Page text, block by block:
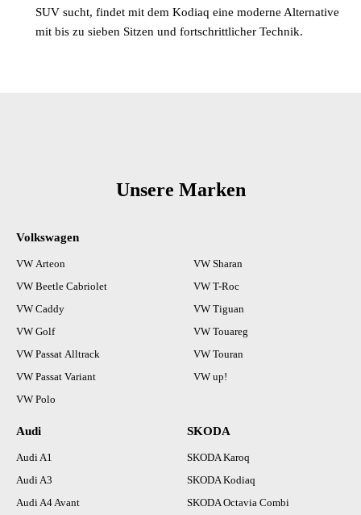
SUV sucht, findet mit dem Kodiaq eine moderne Alternative
mit bis zu sieben Sitzen und fortschrittlicher Technik.
Unsere Marken
Volkswagen
VW Arteon
VW Beetle Cabriolet
VW Caddy
VW Golf
VW Passat Alltrack
VW Passat Variant
VW Polo
VW Sharan
VW T-Roc
VW Tiguan
VW Touareg
VW Touran
VW up!
Audi
Audi A1
Audi A3
Audi A4 Avant
SKODA
SKODA Karoq
SKODA Kodiaq
SKODA Octavia Combi